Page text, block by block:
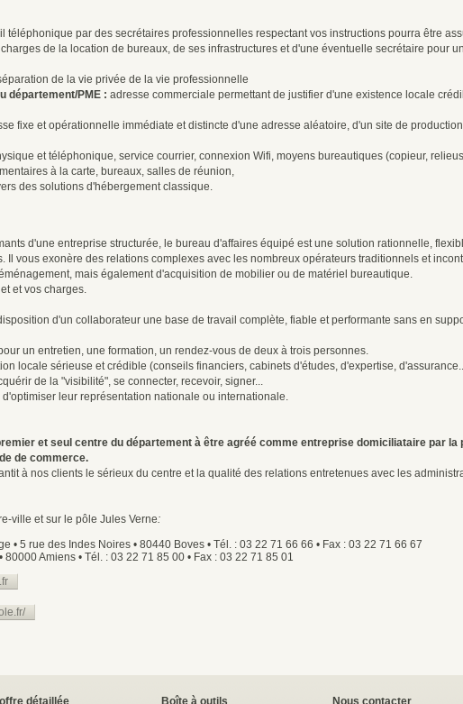
téléphonique par des secrétaires professionnelles respectant vos instructions pourra être
de la location de bureaux, de ses infrastructures et d'une éventuelle secrétaire pour
de la vie privée de la vie professionnelle
département/PME : adresse commerciale permettant de justifier d'une existence locale
fixe et opérationnelle immédiate et distincte d'une adresse aléatoire, d'un site de
et téléphonique, service courrier, connexion Wifi, moyens bureautiques (copieur,
à la carte, bureaux, salles de réunion,
des solutions d'hébergement classique.
d'une entreprise structurée, le bureau d'affaires équipé est une solution rationnelle,
Il vous exonère des relations complexes avec les nombreux opérateurs traditionnels et
mais également d'acquisition de mobilier ou de matériel bureautique.
et vos charges.
d'un collaborateur une base de travail complète, fiable et performante sans en
un entretien, une formation, un rendez-vous de deux à trois personnes.
locale sérieuse et crédible (conseils financiers, cabinets d'études, d'expertise,
de la "visibilité", se connecter, recevoir, signer...
leur représentation nationale ou internationale.
et seul centre du département à être agréé comme entreprise domiciliataire par la
de commerce.
à nos clients le sérieux du centre et la qualité des relations entretenues avec les
ville et sur le pôle Jules Verne:
• 5 rue des Indes Noires • 80440 Boves • Tél. : 03 22 71 66 66 • Fax : 03 22 71 66 67
Amiens • Tél. : 03 22 71 85 00 • Fax : 03 22 71 85 01
détaillée Boîte à outils Nous contacter